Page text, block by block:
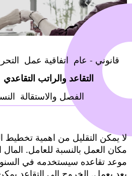
remove_circle_outline
Decrease font
Links
قانوني - عام اتفاقية عمل
التقاعد والراتب التقاعدي
الفصل والاستقالة
لا يمكن التقليل من اهمية تخطيط
مكان العمل بالنسبة للعامل.
موعد تقاعده سيستخدمه في